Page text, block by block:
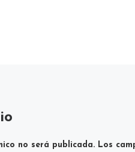
no será publicada. Los